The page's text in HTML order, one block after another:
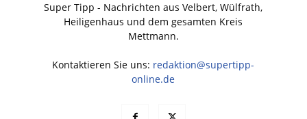
Super Tipp - Nachrichten aus Velbert, Wülfrath,
Heiligenhaus und dem gesamten Kreis
Mettmann.
Kontaktieren Sie uns: redaktion@supertipp-
online.de